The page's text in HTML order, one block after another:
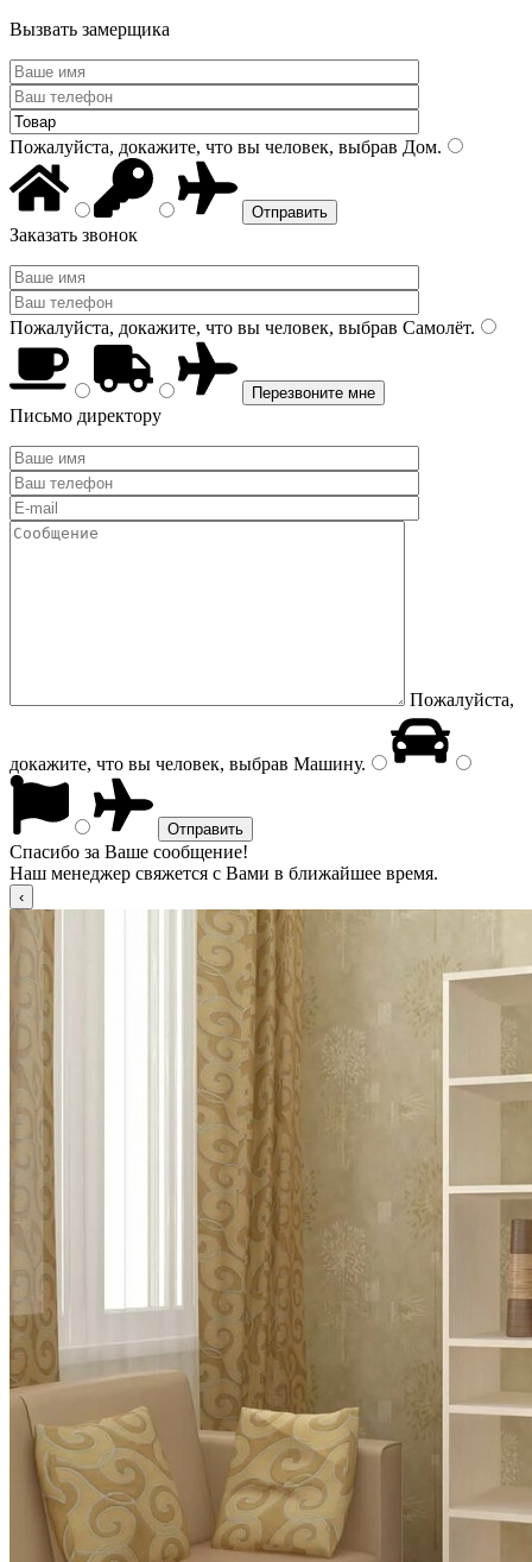
Вызвать замерщика
Пожалуйста, докажите, что вы человек, выбрав Дом.
Заказать звонок
Пожалуйста, докажите, что вы человек, выбрав Самолёт.
Письмо директору
Пожалуйста,
докажите, что вы человек, выбрав Машину.
Спасибо за Ваше сообщение!
Наш менеджер свяжется с Вами в ближайшее время.